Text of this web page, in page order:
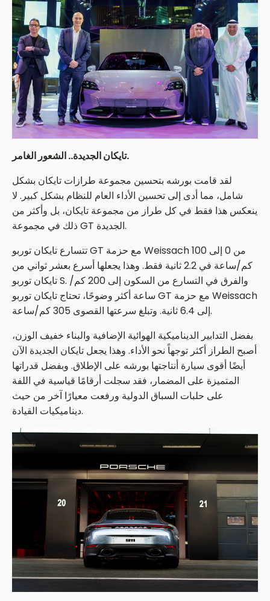
تايكان الجديدة.. الشعور الغامر.
لقد قامت بورشه بتحسين مجموعة طرازات تايكان بشكل
شامل، مما أدى إلى تحسين الأداء العام للنظام بشكل كبير. لا
ينعكس هذا فقط في كل طراز من مجموعة تايكان، بل وأكثر من
ذلك في مجموعة GT الجديدة.
تتسارع تايكان توربو GT مع حزمة Weissach من 0 إلى 100
كم/ساعة في 2.2 ثانية فقط. وهذا يجعلها أسرع بعشر ثواني من
تايكان توربو S. والفرق في التسارع من السكون إلى 200 كم/
ساعة أكثر وضوحًا، تحتاج تايكان توربو GT مع حزمة Weissach
إلى 6.4 ثانية. وتبلغ سرعتها القصوى 305 كم/ساعة.
بفضل التدابير الديناميكية الهوائية الإضافية والبناء خفيف الوزن،
أصبح الطراز أكثر توجهاً نحو الأداء. وهذا يجعل تايكان الجديدة الآن
أيضًا أقوى سيارة أنتاجتها بورشه على الإطلاق. وبفضل قدراتها
المتميزة على المضمار، فقد سجلت أرقامًا قياسية في اللفة
على حلبات السباق الدولية ورفعت معيارًا آخر من حيث
ديناميكيات القيادة.